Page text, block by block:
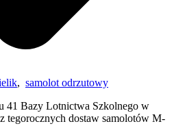
, samolot odrzutowy
41 Bazy Lotnictwa Szkolnego w
tegorocznych dostaw samolotów M-